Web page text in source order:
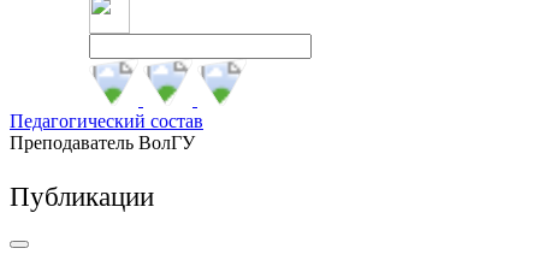
Педагогический состав
Преподаватель ВолГУ
Публикации